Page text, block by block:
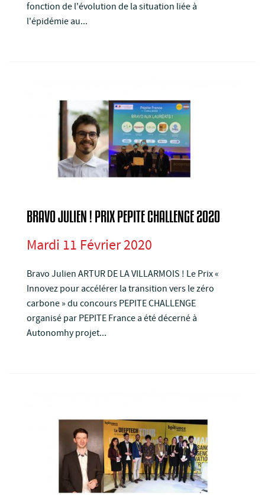
fonction de l'évolution de la situation liée à
l'épidémie au...
BRAVO JULIEN ! PRIX PEPITE CHALLENGE 2020
Mardi 11 Février 2020
Bravo Julien ARTUR DE LA VILLARMOIS ! Le Prix «
Innovez pour accélérer la transition vers le zéro
carbone » du concours PEPITE CHALLENGE
organisé par PEPITE France a été décerné à
Autonomhy projet...